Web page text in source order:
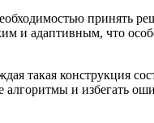
принять
и адаптивным, что
такая конструкция
и избегать